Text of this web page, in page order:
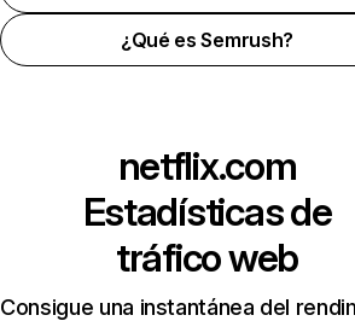
¿Qué es Semrush?
netflix.com
Estadísticas de
tráfico web
Consigue una instantánea del